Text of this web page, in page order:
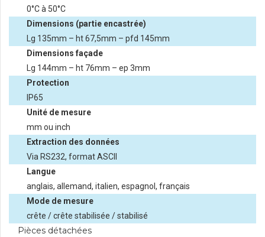
0°C à 50°C
Dimensions (partie encastrée)
Lg 135mm – ht 67,5mm – pfd 145mm
Dimensions façade
Lg 144mm – ht 76mm – ep 3mm
Protection
IP65
Unité de mesure
mm ou inch
Extraction des données
Via RS232, format ASCII
Langue
anglais, allemand, italien, espagnol, français
Mode de mesure
crête / crête stabilisée / stabilisé
Pièces détachées